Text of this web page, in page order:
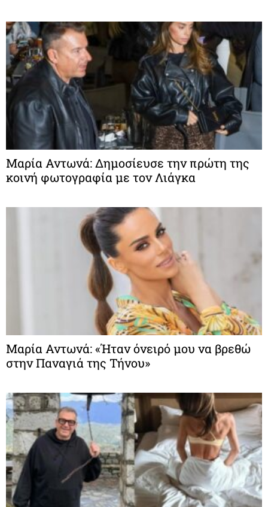
Μαρία Αντωνά: Δημοσίευσε την πρώτη της
κοινή φωτογραφία με τον Λιάγκα
Μαρία Αντωνά: «Ήταν όνειρό μου να βρεθώ
στην Παναγιά της Τήνου»